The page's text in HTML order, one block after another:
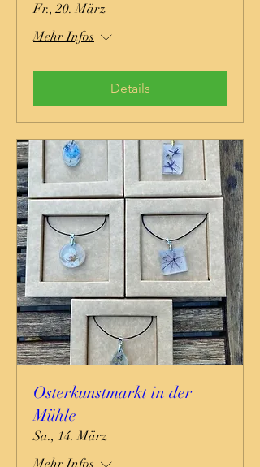
Fr., 20. März
Mehr Infos
Details
Osterkunstmarkt in der
Mühle
Sa., 14. März
Mehr Infos